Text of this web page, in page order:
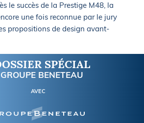
le succès de la Prestige M48, la
une fois reconnue par le jury
propositions de design avant-
SPÉCIAL
GROUPE BENETEAU
AVEC